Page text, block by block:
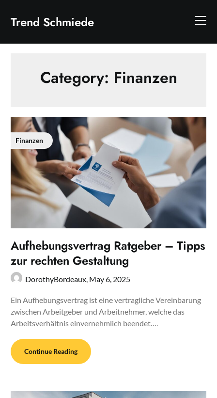
content
Trend Schmiede
Category: Finanzen
Finanzen
Aufhebungsvertrag Ratgeber – Tipps
zur rechten Gestaltung
DorothyBordeaux, May 6, 2025
Ein Aufhebungsvertrag ist eine vertragliche Vereinbarung
zwischen Arbeitgeber und Arbeitnehmer, welche das
Arbeitsverhältnis einvernehmlich beendet….
Continue Reading